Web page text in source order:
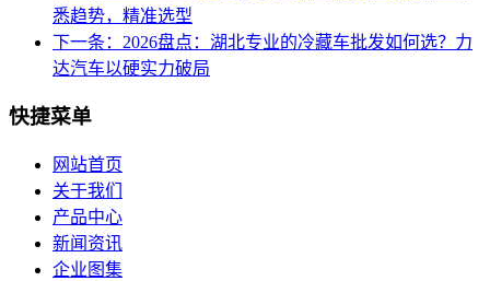
悉趋势，精准选型
下一条：2026盘点：湖北专业的冷藏车批发如何选？力
达汽车以硬实力破局
快捷菜单
网站首页
关于我们
产品中心
新闻资讯
企业图集